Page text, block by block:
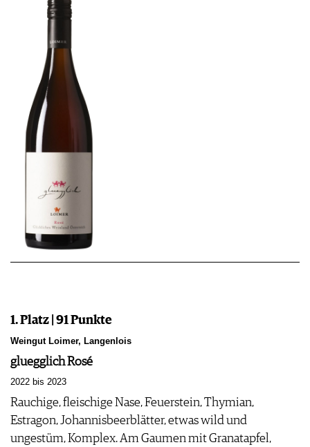
1. Platz | 91 Punkte
Weingut Loimer, Langenlois
gluegglich Rosé
2022 bis 2023
Rauchige, fleischige Nase, Feuerstein, Thymian,
Estragon, Johannisbeerblätter, etwas wild und
ungestüm, Komplex. Am Gaumen mit Granatapfel,